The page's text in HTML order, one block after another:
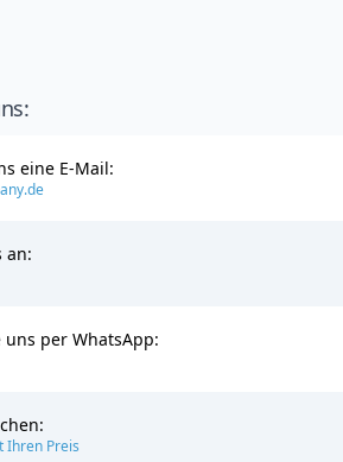
eine E-Mail:
an:
uns per WhatsApp:
Ihren Preis